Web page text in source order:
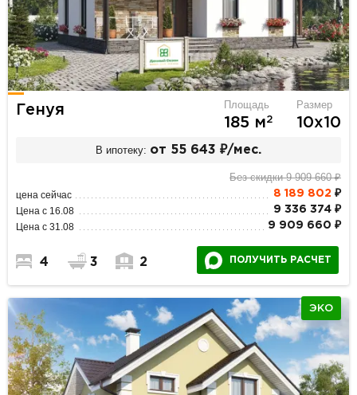
Генуя Площадь
185 м2
Размер
10х10
В ипотеку: от 55 643 ₽/мес.
Без скидки 9 909 660 ₽
цена сейчас 8 189 802₽
Цена с 16.08 9 336 374 ₽
Цена с 31.08 9 909 660 ₽
4 3 2 ПОЛУЧИТЬ РАСЧЕТ
ЭКО